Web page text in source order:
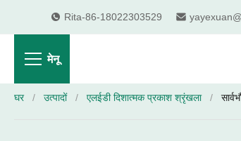
Rita-86-18022303529
मेनू
घर / उत्पादों / एलईडी दिशात्मक प्रकाश श्रृंखला /